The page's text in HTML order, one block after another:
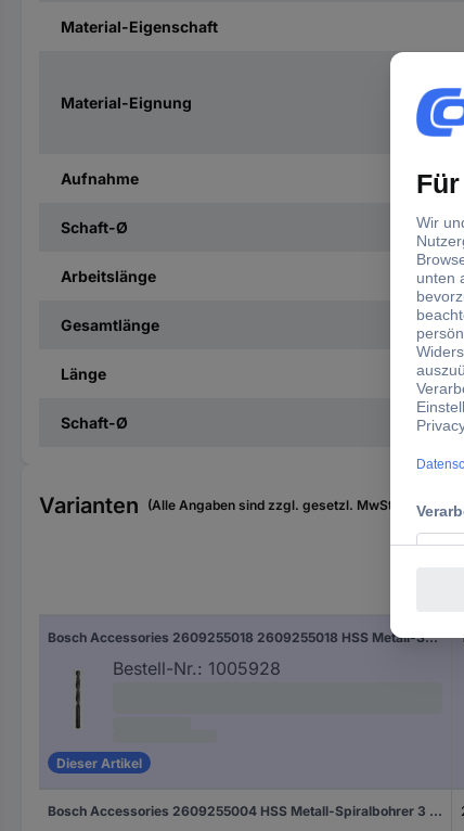
Material-Eigenschaft
Material-Eignung
Aufnahme
Schaft-Ø
Arbeitslänge
Gesamtlänge
Länge
Schaft-Ø
Varianten (Alle Angaben sind zzgl. gesetzl. MwSt., zzgl.
Bosch Accessories 2609255018 2609255018 HSS Metall-Spiralbohrer 8.5 mm Gesamtlänge 117 mm rollgewalzt DIN 338 Zylinderschaft 1 St.
Bestell-Nr.: 1005928
Dieser Artikel
Bosch Accessories 2609255004 HSS Metall-Spiralbohrer 3 mm Gesamtlänge 61 mm rollgewalzt DIN 338 Zylinderschaft 2 St.